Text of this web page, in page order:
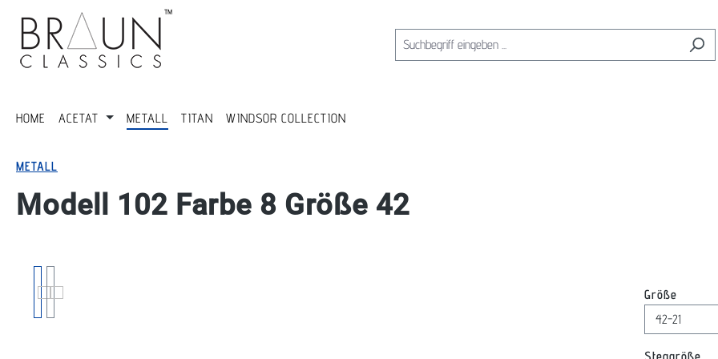
Zur Hauptnavigation springen
HOME ACETAT METALL TITAN WINDSOR COLLECTION
METALL
Modell 102 Farbe 8 Größe 42
Größe